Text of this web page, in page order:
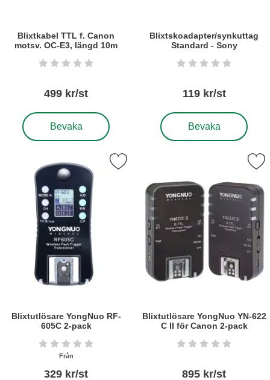
Blixtkabel TTL f. Canon
motsv. OC-E3, längd 10m
Art. nr5418 Betyg: 0 stjärnor av 5
499 kr/st
Bevaka
, Blixtkabel TTL f. Canon motsv. OC-E3, längd 10m
Blixtskoadapter/synkuttag
Standard - Sony
Art. nr6252 Betyg: 0 stjärnor
119 kr/st
Bevaka
, Blixtskoadapter/
Blixtutlösare YongNuo RF-
605C 2-pack
Art. nr6306 Betyg: 0 stjärnor av 5
Från
329 kr/st
blixtutlösare YongNuo RF-605C 2-pack som favorit
Blixtutlösare YongNuo YN-622
C II för Canon 2-pack
Art. nr6304 Betyg: 0 stjärnor
895 kr/st
Markera blixtutlösare YongNuo YN-